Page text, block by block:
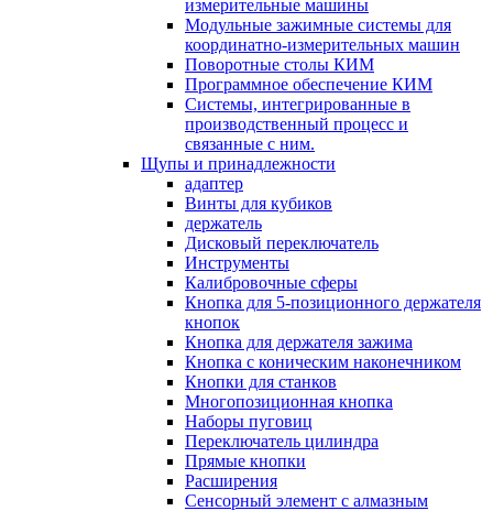
измерительные машины
Модульные зажимные системы для
координатно-измерительных машин
Поворотные столы КИМ
Программное обеспечение КИМ
Системы, интегрированные в
производственный процесс и
связанные с ним.
Щупы и принадлежности
адаптер
Винты для кубиков
держатель
Дисковый переключатель
Инструменты
Калибровочные сферы
Кнопка для 5-позиционного держателя
кнопок
Кнопка для держателя зажима
Кнопка с коническим наконечником
Кнопки для станков
Многопозиционная кнопка
Наборы пуговиц
Переключатель цилиндра
Прямые кнопки
Расширения
Сенсорный элемент с алмазным